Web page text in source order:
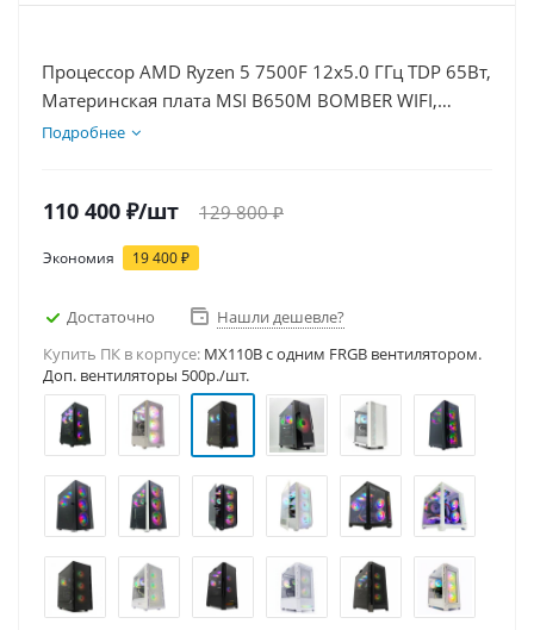
Процессор AMD Ryzen 5 7500F 12x5.0 ГГц TDP 65Вт,
Материнская плата MSI B650M BOMBER WIFI,
Видеокарта RTX 5060 8Гб, Память DDR5 32Gb,
Подробнее
110 400 ₽/шт 129 800₽
Экономия 19 400₽
Достаточно
Нашли дешевле?
Купить ПК в корпусе: MX110B c одним FRGB вентилятором.
Доп. вентиляторы 500р./шт.